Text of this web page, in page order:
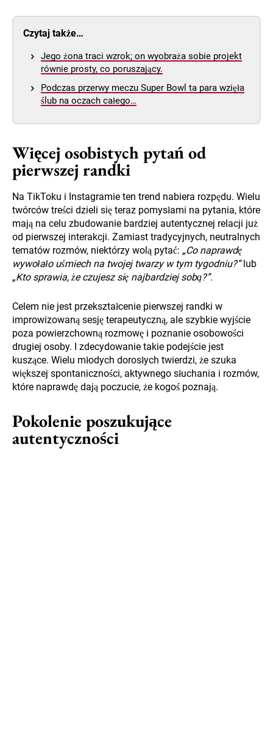
Czytaj także…
Jego żona traci wzrok; on wyobraża sobie projekt
równie prosty, co poruszający.
Podczas przerwy meczu Super Bowl ta para wzięła
ślub na oczach całego…
Więcej osobistych pytań od
pierwszej randki
Na TikToku i Instagramie ten trend nabiera rozpędu. Wielu
twórców treści dzieli się teraz pomysłami na pytania, które
mają na celu zbudowanie bardziej autentycznej relacji już
od pierwszej interakcji. Zamiast tradycyjnych, neutralnych
tematów rozmów, niektórzy wolą pytać: „Co naprawdę
wywołało uśmiech na twojej twarzy w tym tygodniu?”lub
„Kto sprawia, że czujesz się najbardziej sobą?”.
Celem nie jest przekształcenie pierwszej randki w
improwizowaną sesję terapeutyczną, ale szybkie wyjście
poza powierzchowną rozmowę i poznanie osobowości
drugiej osoby. I zdecydowanie takie podejście jest
kuszące. Wielu młodych dorosłych twierdzi, że szuka
większej spontaniczności, aktywnego słuchania i rozmów,
które naprawdę dają poczucie, że kogoś poznają.
Pokolenie poszukujące
autentyczności